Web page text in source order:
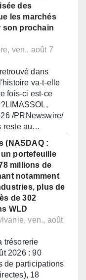
des
les marchés
son prochain
ven., août 7
dans
va-t-elle
fois-ci est-ce
/PRNewswire/
reste au…
(NASDAQ :
portefeuille
millions de
notamment
plus de
de 302
WLD
ven., août
trésorerie
2026 : 90
de participations
18